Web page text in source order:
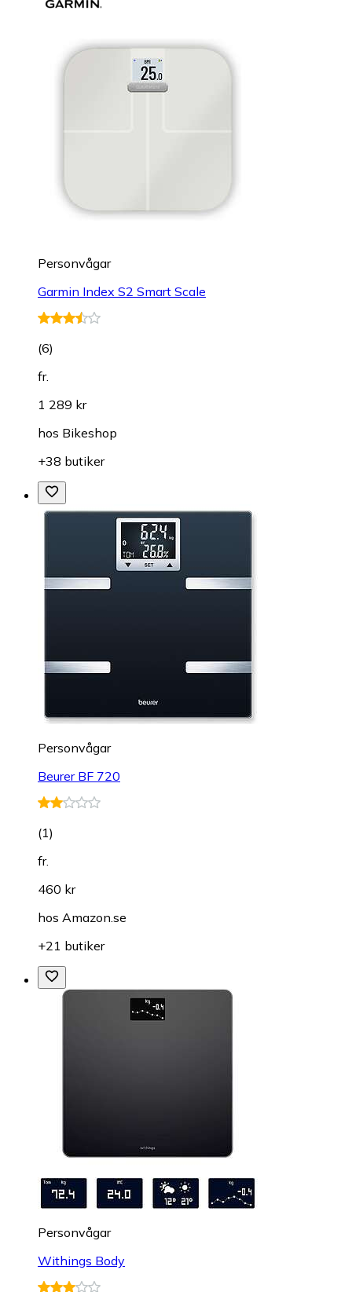
Personvågar
Garmin Index S2 Smart Scale
(6)
fr.
1 289 kr
hos Bikeshop
+38 butiker
Personvågar
Beurer BF 720
(1)
fr.
460 kr
hos Amazon.se
+21 butiker
Personvågar
Withings Body